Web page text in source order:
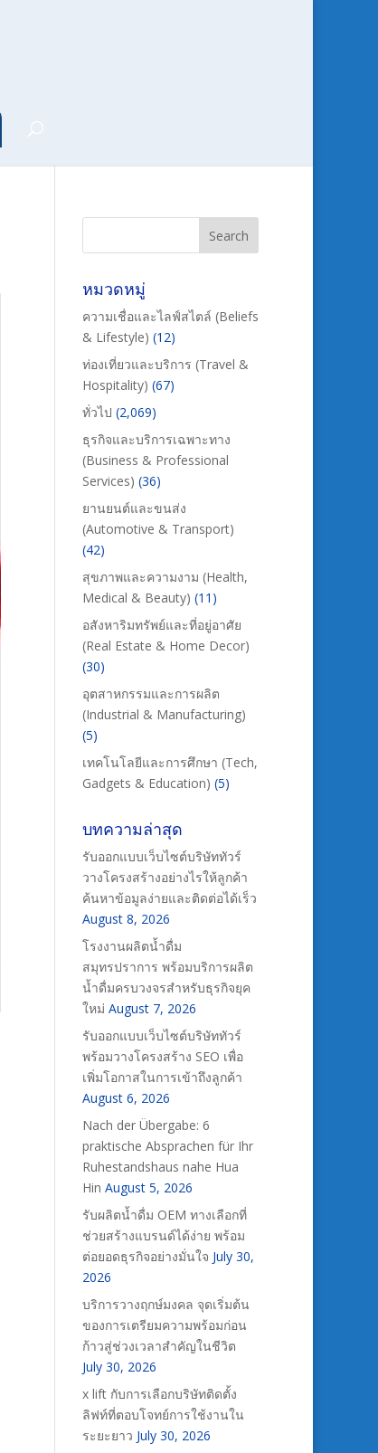
หมวดหมู่
ความเชื่อและไลฟ์สไตล์ (Beliefs
& Lifestyle) (12)
ท่องเที่ยวและบริการ (Travel &
Hospitality) (67)
ทั่วไป (2,069)
ธุรกิจและบริการเฉพาะทาง
(Business & Professional
Services) (36)
ยานยนต์และขนส่ง
(Automotive & Transport)
(42)
สุขภาพและความงาม (Health,
Medical & Beauty) (11)
อสังหาริมทรัพย์และที่อยู่อาศัย
(Real Estate & Home Decor)
(30)
อุตสาหกรรมและการผลิต
(Industrial & Manufacturing)
(5)
เทคโนโลยีและการศึกษา (Tech,
Gadgets & Education) (5)
บทความล่าสุด
รับออกแบบเว็บไซต์บริษัททัวร์
วางโครงสร้างอย่างไรให้ลูกค้า
ค้นหาข้อมูลง่ายและติดต่อได้เร็ว
August 8, 2026
โรงงานผลิตน้ำดื่ม
สมุทรปราการ พร้อมบริการผลิต
น้ำดื่มครบวงจรสำหรับธุรกิจยุค
ใหม่ August 7, 2026
รับออกแบบเว็บไซต์บริษัททัวร์
พร้อมวางโครงสร้าง SEO เพื่อ
เพิ่มโอกาสในการเข้าถึงลูกค้า
August 6, 2026
Nach der Übergabe: 6
praktische Absprachen für Ihr
Ruhestandshaus nahe Hua
Hin August 5, 2026
รับผลิตน้ำดื่ม OEM ทางเลือกที่
ช่วยสร้างแบรนด์ได้ง่าย พร้อม
ต่อยอดธุรกิจอย่างมั่นใจ July 30,
2026
บริการวางฤกษ์มงคล จุดเริ่มต้น
ของการเตรียมความพร้อมก่อน
ก้าวสู่ช่วงเวลาสำคัญในชีวิต
July 30, 2026
x lift กับการเลือกบริษัทติดตั้ง
ลิฟท์ที่ตอบโจทย์การใช้งานใน
ระยะยาว July 30, 2026